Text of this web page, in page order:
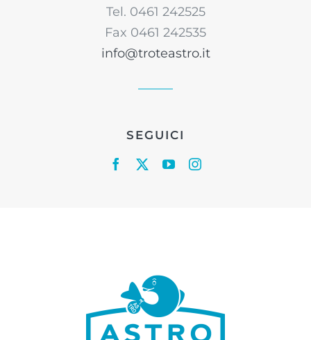
Tel. 0461 242525
Fax 0461 242535
info@troteastro.it
SEGUICI